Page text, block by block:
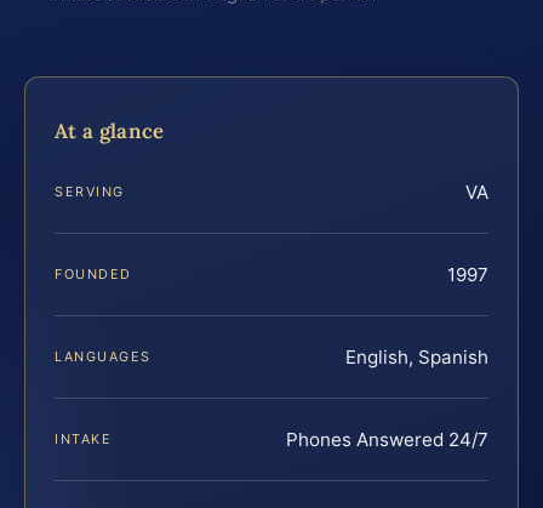
At a glance
SERVING VA
FOUNDED 1997
LANGUAGES English, Spanish
INTAKE Phones Answered 24/7